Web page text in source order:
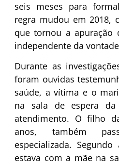
seis meses para
regra mudou em 2018,
que tornou a apuração
independente da
Durante as
foram ouvidas
saúde, a vítima e o
na sala de espera
atendimento. O filho
anos, também
especializada.
estava com a mãe na